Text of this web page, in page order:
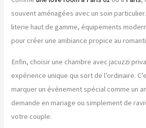
souvent aménagées avec un soin
literie haut de gamme, équipements
pour créer une ambiance propice au
Enfin, choisir une chambre avec jacuzzi
expérience unique qui sort de l’ordinaire.
marquer un événement spécial comme un
demande en mariage ou simplement de
votre couple.